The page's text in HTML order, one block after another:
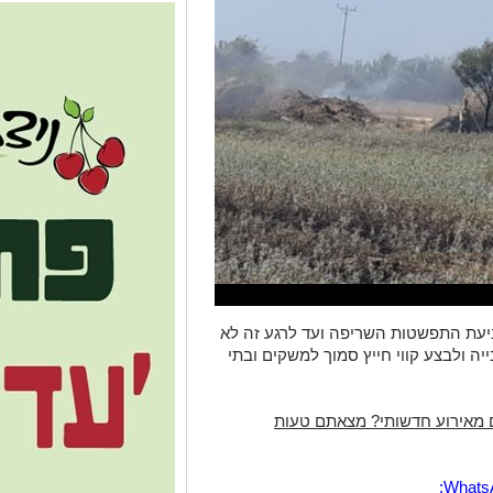
התפשטות השריפה ועד לרגע זה לא
ולבצע קווי חייץ סמוך למשקים ובתי
מאירוע חדשותי? מצאתם טעות